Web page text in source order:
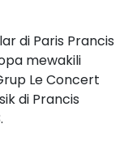
di Paris Prancis
mewakili
Le Concert
di Prancis